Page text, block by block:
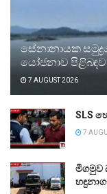
සේනානායක
යෝජනාව
7 AUGUST 2026
SLS
7
මීගමුව